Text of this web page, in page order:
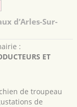
d’Arles-Sur-
:
ET
de troupeau
de